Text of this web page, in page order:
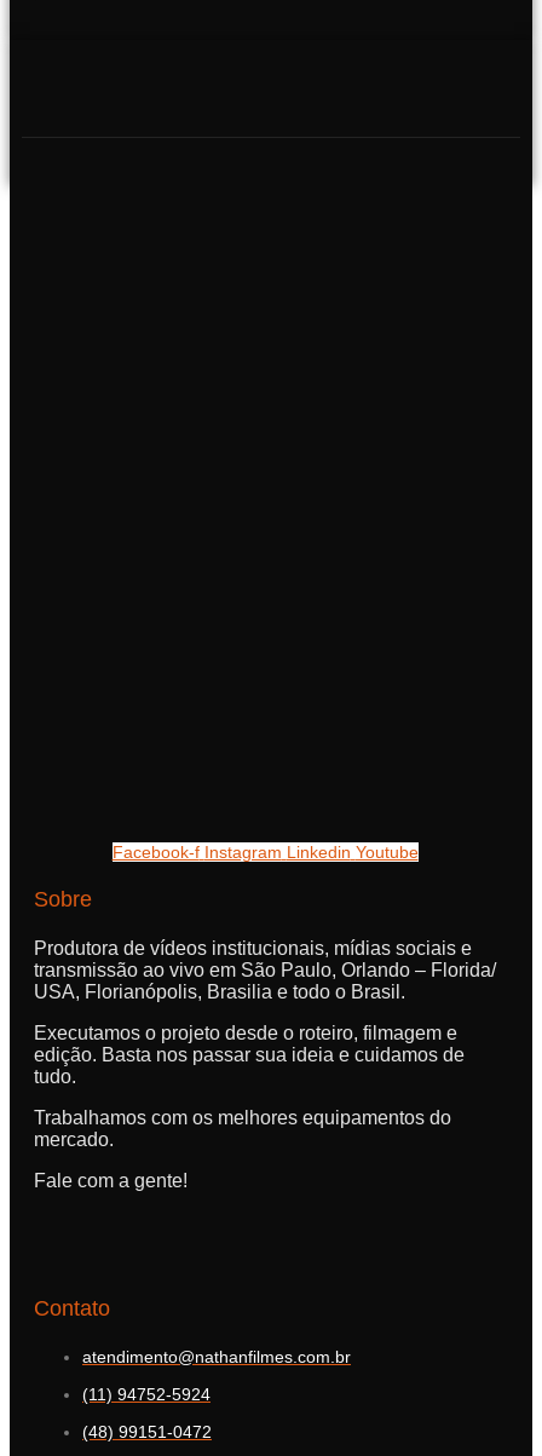
Facebook-f Instagram Linkedin Youtube
Sobre
Produtora de vídeos institucionais, mídias sociais e
transmissão ao vivo em São Paulo, Orlando – Florida/
USA, Florianópolis, Brasilia e todo o Brasil.
Executamos o projeto desde o roteiro, filmagem e
edição. Basta nos passar sua ideia e cuidamos de
tudo.
Trabalhamos com os melhores equipamentos do
mercado.
Fale com a gente!
Contato
atendimento@nathanfilmes.com.br
(11) 94752-5924
(48) 99151-0472